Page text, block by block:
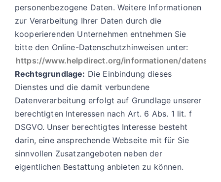
personenbezogene Daten. Weitere Informationen
zur Verarbeitung Ihrer Daten durch die
kooperierenden Unternehmen entnehmen Sie
bitte den Online-Datenschutzhinweisen unter:
https://www.helpdirect.org/informationen/
Rechtsgrundlage: Die Einbindung dieses
Dienstes und die damit verbundene
Datenverarbeitung erfolgt auf Grundlage unserer
berechtigten Interessen nach Art. 6 Abs. 1 lit. f
DSGVO. Unser berechtigtes Interesse besteht
darin, eine ansprechende Webseite mit für Sie
sinnvollen Zusatzangeboten neben der
eigentlichen Bestattung anbieten zu können.